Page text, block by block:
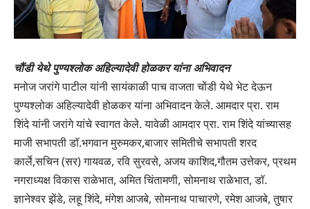
चौंडी येथे पुण्यश्लोक अहिल्यादेवी होळकर यांना अभिवादन
मनोज जरांगे पाटील यांनी सायंकाळी पाच वाजता चोंडी येथे भेट देऊन
पुण्यश्लोक अहिल्यादेवी होळकर यांना अभिवादन केले. आमदार प्रा. राम
शिंदे यांनी जरांगे यांचे स्वागत केले. यावेळी आमदार प्रा. राम शिंदे यांच्यासह
माजी सभापती डॉ.भगवान मुरुमकर,बाजार समितीचे सभापती शरद
कार्ले,सचिन (सर) गायवळ, रवि सुरवसे, अजय काशिद,गौतम उत्तेकर, प्रथम
नगराध्यक्ष विकास राळेभात, अमित चिंतामणी, सोमनाथ राळेभात, डॉ.
ज्ञानेश्वर झेंडे, लहू शिंदे, मंगेश आजबे, सोमनाथ पाचारणे, रमेश आजबे, तुषार